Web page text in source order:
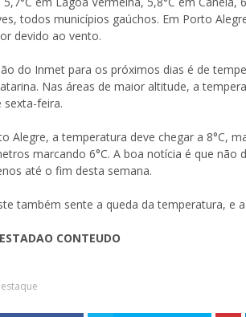
todos municípios gaúchos. Em Porto
devido ao vento.
do Inmet para os próximos dias é de
Nas áreas de maior altitude, a
sexta-feira.
Alegre, a temperatura deve chegar a 8°C,
marcando 6°C. A boa notícia é que não
até o fim desta semana.
também sente a queda da temperatura, e
CONTEUDO